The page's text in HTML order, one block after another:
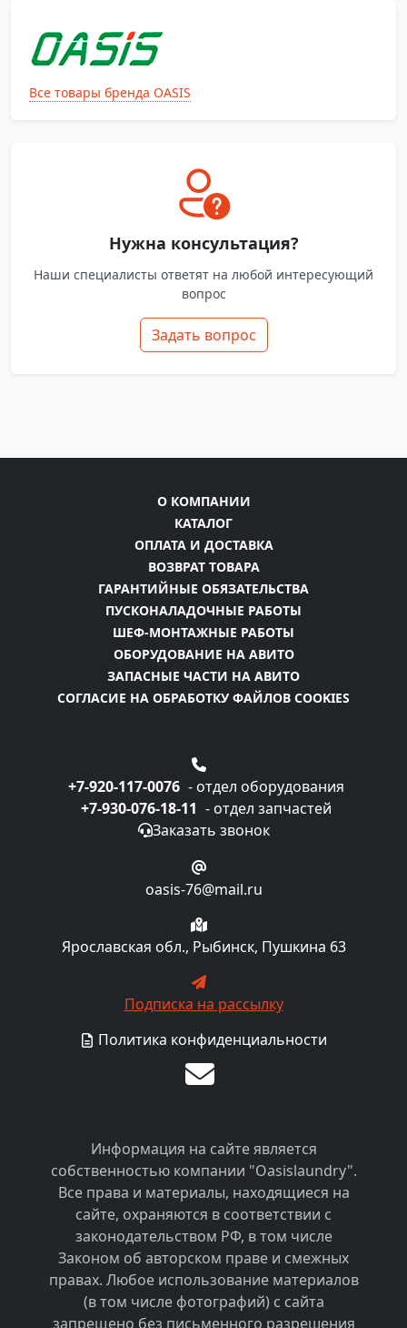
Все товары бренда OASIS
Нужна консультация?
Наши специалисты ответят на любой интересующий
вопрос
Задать вопрос
О КОМПАНИИ
КАТАЛОГ
ОПЛАТА И ДОСТАВКА
ВОЗВРАТ ТОВАРА
ГАРАНТИЙНЫЕ ОБЯЗАТЕЛЬСТВА
ПУСКОНАЛАДОЧНЫЕ РАБОТЫ
ШЕФ-МОНТАЖНЫЕ РАБОТЫ
ОБОРУДОВАНИЕ НА АВИТО
ЗАПАСНЫЕ ЧАСТИ НА АВИТО
СОГЛАСИЕ НА ОБРАБОТКУ ФАЙЛОВ COOKIES
+7-920-117-0076 - отдел оборудования
+7-930-076-18-11 - отдел запчастей
Заказать звонок
oasis-76@mail.ru
Ярославская обл., Рыбинск, Пушкина 63
Подписка на рассылку
Политика конфиденциальности
Информация на сайте является
собственностью компании "Oasislaundry".
Все права и материалы, находящиеся на
сайте, охраняются в соответствии с
законодательством РФ, в том числе
Законом об авторском праве и смежных
правах. Любое использование материалов
(в том числе фотографий) с сайта
запрещено без письменного разрешения